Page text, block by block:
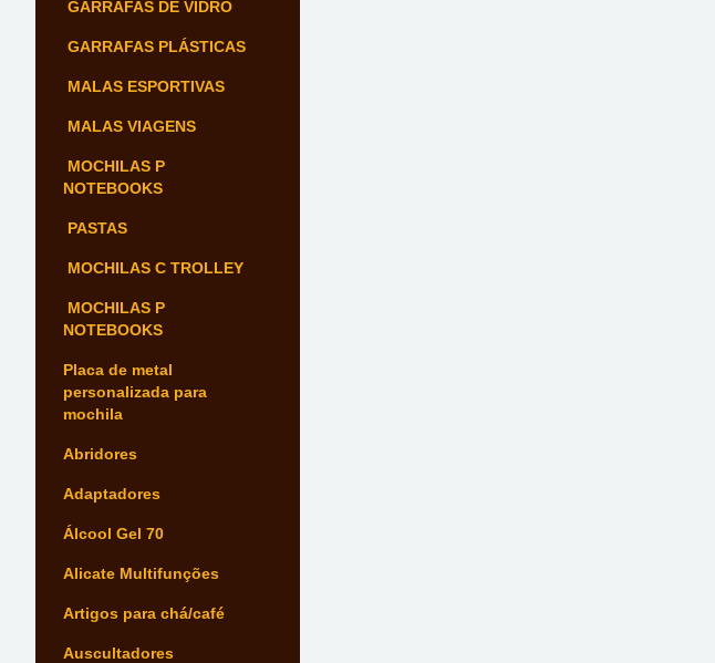
GARRAFAS DE VIDRO
GARRAFAS PLÁSTICAS
MALAS ESPORTIVAS
MALAS VIAGENS
MOCHILAS P
NOTEBOOKS
PASTAS
MOCHILAS C TROLLEY
MOCHILAS P
NOTEBOOKS
Placa de metal
personalizada para
mochila
Abridores
Adaptadores
Álcool Gel 70
Alicate Multifunções
Artigos para chá/café
Auscultadores